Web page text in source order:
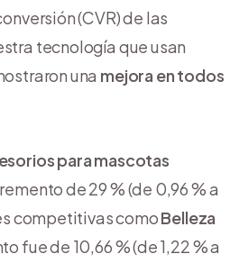
(CVR) de las
tecnología que usan
una mejora en todos
para mascotas
de 29 % (de 0,96 % a
competitivas comoBelleza
fue de 10,66 % (de 1,22 % a